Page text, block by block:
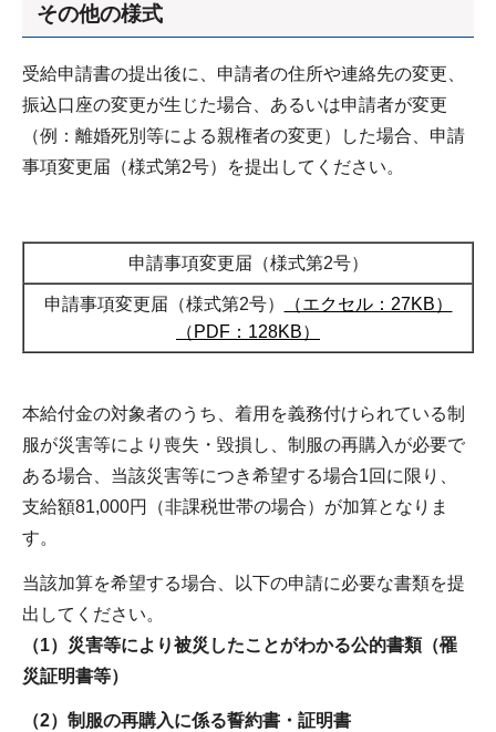
その他の様式
受給申請書の提出後に、申請者の住所や連絡先の変更、
振込口座の変更が生じた場合、あるいは申請者が変更
（例：離婚死別等による親権者の変更）した場合、申請
事項変更届（様式第2号）を提出してください。
申請事項変更届（様式第2号）
申請事項変更届（様式第2号）
（エクセル：27KB）
（PDF：128KB）
本給付金の対象者のうち、着用を義務付けられている制
服が災害等により喪失・毀損し、制服の再購入が必要で
ある場合、当該災害等につき希望する場合1回に限り、
支給額81,000円（非課税世帯の場合）が加算となりま
す。
当該加算を希望する場合、以下の申請に必要な書類を提
出してください。
（1）災害等により被災したことがわかる公的書類（罹
災証明書等）
（2）制服の再購入に係る誓約書・証明書